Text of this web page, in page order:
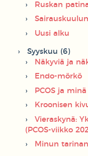
Ruskan
Uusi alku
Syyskuu (6)
Näkyviä ja
Endo-mörkö
PCOS ja minä
Kroonisen
Vieraskynä:
(PCOS-viikko
Minun